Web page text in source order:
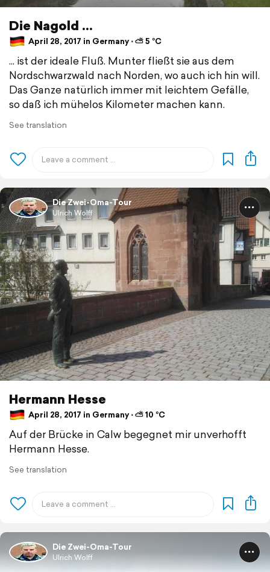
Die Nagold ...
April 28, 2017 in Germany ⋅ ⛅ 5 °C
... ist der ideale Fluß. Munter fließt sie aus dem
Nordschwarzwald nach Norden, wo auch ich hin will.
Das Ganze natürlich immer mit leichtem Gefälle,
so daß ich mühelos Kilometer machen kann.
See translation
Die Zwei-Oma-Tour
Ulrich Wolff
Hermann Hesse
April 28, 2017 in Germany ⋅ ⛅ 10 °C
Auf der Brücke in Calw begegnet mir unverhofft
Hermann Hesse.
See translation
Die Zwei-Oma-Tour
Ulrich Wolff